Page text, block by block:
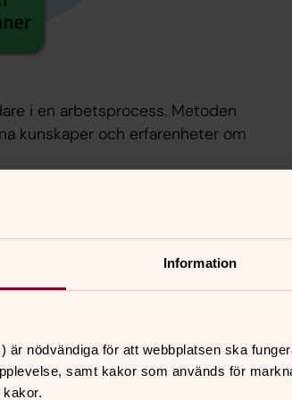
Information
är nödvändiga för att webbplatsen ska
samt kakor som används för
i en arbetsprocess. Metoden
kunskaper och erfarenheter om
uppbyggd i sju olika moment.
av att arbeta med
av metoden en handlingsplan med
för att nå målen.